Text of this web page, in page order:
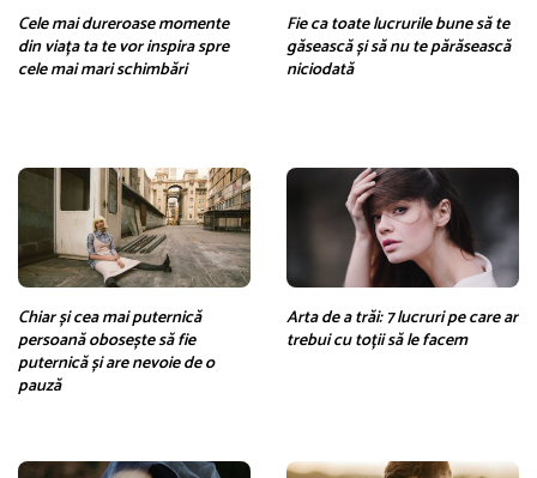
Cele mai dureroase momente
din viața ta te vor inspira spre
cele mai mari schimbări
Fie ca toate lucrurile bune să te
găsească și să nu te părăsească
niciodată
Chiar și cea mai puternică
persoană obosește să fie
puternică și are nevoie de o
pauză
Arta de a trăi: 7 lucruri pe care ar
trebui cu toții să le facem